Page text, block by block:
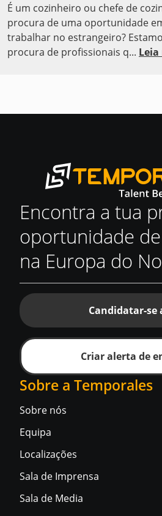
É um cozinheiro ou chefe de
procura de uma oportunidade
trabalhar no estrangeiro?
procura de profissionais q...
Encontra a tua
oportunidade
na Europa do
Candidatar-se
Criar alerta de
Sobre a Temporales
Sobre nós
Equipa
Localizações
Sala de Imprensa
Sala de Media